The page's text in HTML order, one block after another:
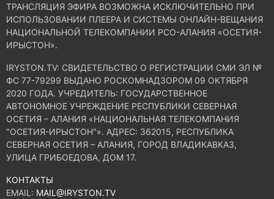
ТРАНСЛЯЦИЯ ЭФИРА ВОЗМОЖНА ИСКЛЮЧИТЕЛЬНО ПРИ
ИСПОЛЬЗОВАНИИ ПЛЕЕРА И СИСТЕМЫ ОНЛАЙН-ВЕЩАНИЯ
НАЦИОНАЛЬНОЙ ТЕЛЕКОМПАНИИ РСО-АЛАНИЯ «ОСЕТИЯ-
ИРЫСТОН».
IRYSTON.TV: CВИДЕТЕЛЬСТВО О РЕГИСТРАЦИИ СМИ ЭЛ №
ФС 77-79299 ВЫДАНО РОСКОМНАДЗОРОМ 09 ОКТЯБРЯ
2020 ГОДА. УЧРЕДИТЕЛЬ: ГОСУДАРСТВЕННОЕ
АВТОНОМНОЕ УЧРЕЖДЕНИЕ РЕСПУБЛИКИ СЕВЕРНАЯ
ОСЕТИЯ – АЛАНИЯ «НАЦИОНАЛЬНАЯ ТЕЛЕКОМПАНИЯ
"ОСЕТИЯ-ИРЫСТОН"». АДРЕС: 362015, РЕСПУБЛИКА
СЕВЕРНАЯ ОСЕТИЯ – АЛАНИЯ, ГОРОД ВЛАДИКАВКАЗ,
УЛИЦА ГРИБОЕДОВА, ДОМ 17.
КОНТАКТЫ
EMAIL: MAIL@IRYSTON.TV